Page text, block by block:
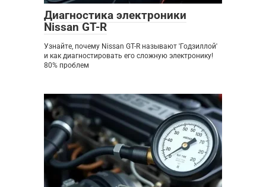
Диагностика электроники
Nissan GT-R
Узнайте, почему Nissan GT-R называют 'Годзиллой'
и как диагностировать его сложную электронику!
80% проблем